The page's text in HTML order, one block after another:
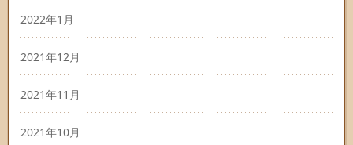
2022年1月
2021年12月
2021年11月
2021年10月